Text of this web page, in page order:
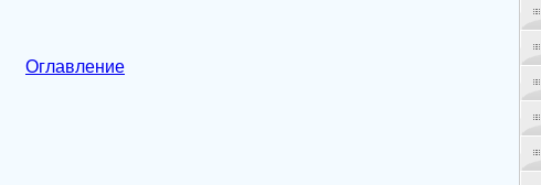
Оглавление